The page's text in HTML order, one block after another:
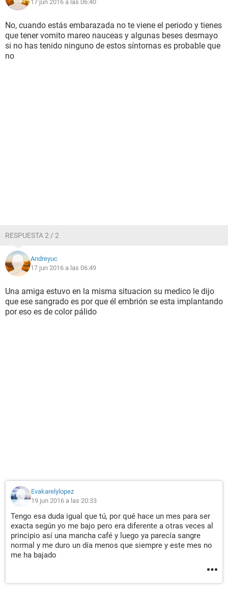
17 jun 2016 a las 06:40
No, cuando estás embarazada no te viene el periodo y tienes
que tener vomito mareo nauceas y algunas beses desmayo
si no has tenido ninguno de estos síntomas es probable que
no
RESPUESTA 2 / 2
Andreyuc
17 jun 2016 a las 06:49
Una amiga estuvo en la misma situacion su medico le dijo
que ese sangrado es por que él embrión se esta implantando
por eso es de color pálido
Evakarelylopez
19 jun 2016 a las 20:33
Tengo esa duda igual que tú, por qué hace un mes para ser
exacta según yo me bajo pero era diferente a otras veces al
principio así una mancha café y luego ya parecía sangre
normal y me duro un día menos que siempre y este mes no
me ha bajado